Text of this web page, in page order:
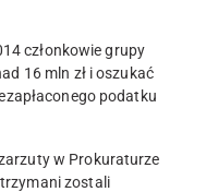
członkowie grupy
16 mln zł i oszukać
podatku
w Prokuraturze
zostali